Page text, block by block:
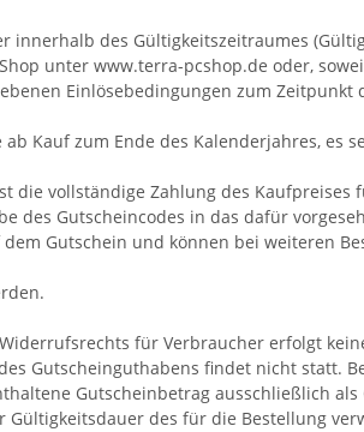
innerhalb des Gültigkeitszeitraumes
unter www.terra-pcshop.de oder,
Einlösebedingungen zum Zeitpunkt
Kauf zum Ende des Kalenderjahres,
die vollständige Zahlung des
des Gutscheincodes in das dafür
Gutschein und können bei weiteren
für Verbraucher erfolgt
Gutscheinguthabens findet nicht statt.
Gutscheinbetrag ausschließlich
des für die Bestellung